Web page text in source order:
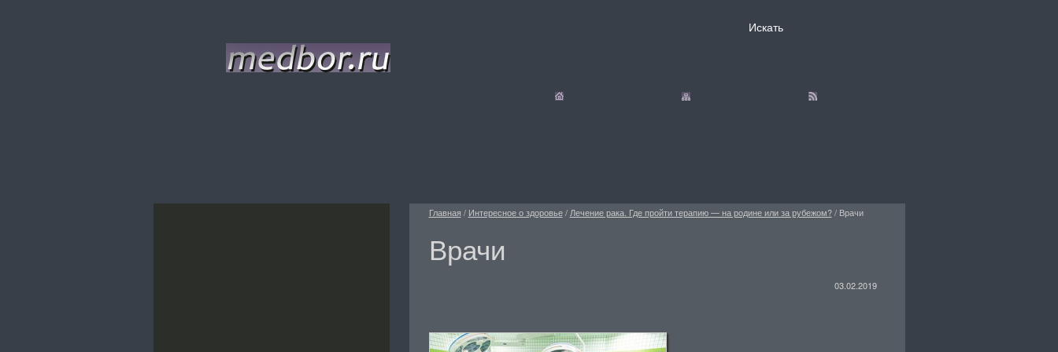
Главная / Интересное о здоровье/ Лечение рака. Где пройти терапию — на родине или за рубежом?/ Врачи
Врачи
03.02.2019